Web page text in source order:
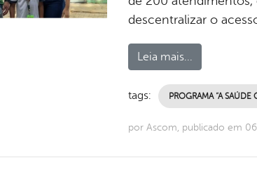
descentralizar o
Leia mais...
tags: PROGRAMA “A
por Ascom, publicado em